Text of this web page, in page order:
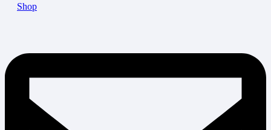
Shop